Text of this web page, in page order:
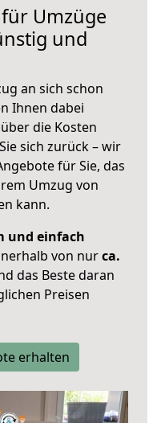
Umzüge
und
an sich schon
Ihnen dabei
die Kosten
sich zurück – wir
für Sie, das
Umzug von
kann.
und einfach
von nurca.
das Beste daran
Preisen
erhalten